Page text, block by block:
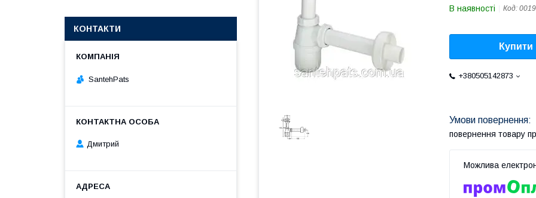
В наявності Код:
Купити
+380505142873
повернення товару
КОНТАКТИ
SantehPats
Дмитрий